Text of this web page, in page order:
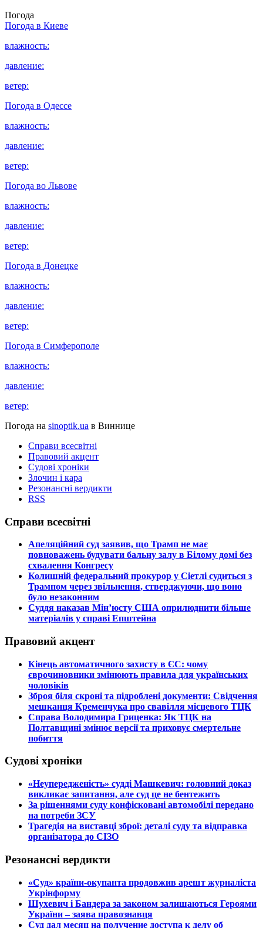
Погода
Погода в Киеве
влажность:
давление:
ветер:
Погода в Одессе
влажность:
давление:
ветер:
Погода во Львове
влажность:
давление:
ветер:
Погода в Донецке
влажность:
давление:
ветер:
Погода в Симферополе
влажность:
давление:
ветер:
Погода на sinoptik.ua в Виннице
Справи всесвітні
Правовий акцент
Судові хроніки
Злочин і кара
Резонансні вердикти
RSS
Справи всесвітні
​Апеляційний суд заявив, що Трамп не має
повноважень будувати бальну залу в Білому домі без
схвалення Конгресу
​Колишній федеральний прокурор у Сіетлі судиться з
Трампом через звільнення, стверджуючи, що воно
було незаконним
​Суддя наказав Мін’юсту США оприлюднити більше
матеріалів у справі Епштейна
Правовий акцент
​Кінець автоматичного захисту в ЄС: чому
єврочиновники змінюють правила для українських
чоловіків
​Зброя біля скроні та підроблені документи: Свідчення
мешканця Кременчука про свавілля місцевого ТЦК
​Справа Володимира Гриценка: Як ТЦК на
Полтавщині змінює версії та приховує смертельне
побиття
Судові хроніки
​«Неупередженість» судді Машкевич: головний доказ
викликає запитання, але суд це не бентежить
​За рішеннями суду конфісковані автомобілі передано
на потреби ЗСУ
​Трагедія на виставці зброї: деталі суду та відправка
організатора до СІЗО
Резонансні вердикти
​«Суд» країни-окупанта продовжив арешт журналіста
Укрінформу
Шухевич і Бандера за законом залишаються Героями
України – заява правознавця
Суд дал месяц на получение доступа к делу об